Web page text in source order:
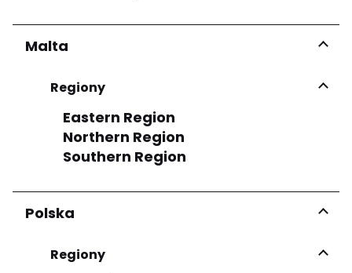
Malta
Regiony
Eastern Region
Northern Region
Southern Region
Polska
Regiony